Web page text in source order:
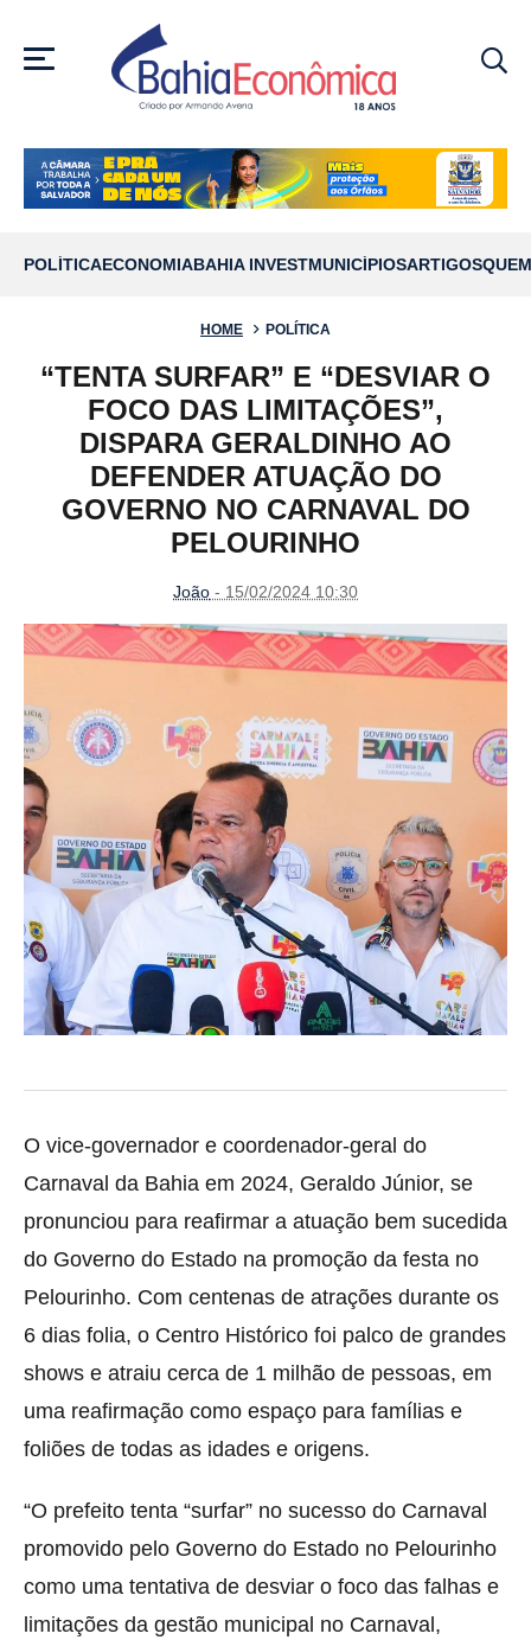
MENU
POLÍTICAECONOMIABAHIA INVESTMUNICÍPIOSARTIGOS
HOME POLÍTICA
“TENTA SURFAR” E “DESVIAR O
FOCO DAS LIMITAÇÕES”,
DISPARA GERALDINHO AO
DEFENDER ATUAÇÃO DO
GOVERNO NO CARNAVAL DO
PELOURINHO
João - 15/02/2024 10:30
O vice-governador e coordenador-geral do
Carnaval da Bahia em 2024, Geraldo Júnior, se
pronunciou para reafirmar a atuação bem sucedida
do Governo do Estado na promoção da festa no
Pelourinho. Com centenas de atrações durante os
6 dias folia, o Centro Histórico foi palco de grandes
shows e atraiu cerca de 1 milhão de pessoas, em
uma reafirmação como espaço para famílias e
foliões de todas as idades e origens.
“O prefeito tenta “surfar” no sucesso do Carnaval
promovido pelo Governo do Estado no Pelourinho
como uma tentativa de desviar o foco das falhas e
limitações da gestão municipal no Carnaval,